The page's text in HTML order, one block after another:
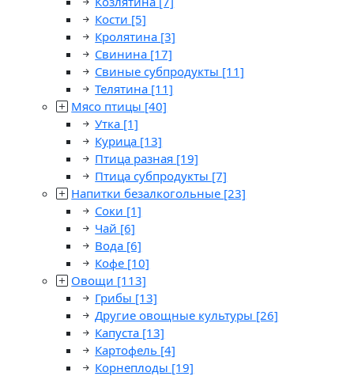
Кости [5]
Кролятина [3]
Свинина [17]
Свиные субпродукты [11]
Телятина [11]
Мясо птицы [40]
Утка [1]
Курица [13]
Птица разная [19]
Птица субпродукты [7]
Напитки безалкогольные [23]
Соки [1]
Чай [6]
Вода [6]
Кофе [10]
Овощи [113]
Грибы [13]
Другие овощные культуры [26]
Капуста [13]
Картофель [4]
Корнеплоды [19]